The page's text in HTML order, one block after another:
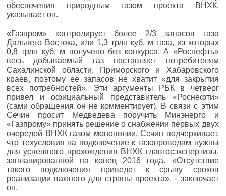
обеспечения природным газом проекта ВНХК,
указывает он.
«Газпром» контролирует более 2/3 запасов газа
Дальнего Востока, или 1,3 трлн куб. м газа, из которых
0,8 трлн куб. м получено без конкурса. А «Роснефть»
весь добываемый газ поставляет потребителям
Сахалинской области, Приморского и Хабаровского
краев, поэтому ее запасов не хватит «для закрытия
всех потребностей». Эти аргументы РБК в четверг
привел и официальный представитель «Роснефти»
(сами обращения он не комментирует). В связи с этим
Сечин просит Медведева поручить Минэнерго и
«Газпрому» принять решение о снабжении первых двух
очередей ВНХК газом монополии. Сечин подчеркивает,
что техусловия на подключение к газопроводам нужны
для успешного прохождения ВНХК главгосэкспертизы,
запланированной на конец 2016 года. «Отсутствие
такого подключения приведет к срыву сроков
реализации важного для страны проекта», - заключает
он.